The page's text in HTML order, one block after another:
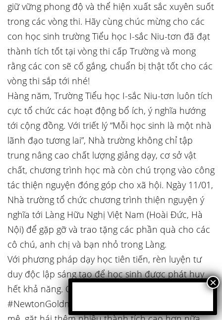
giữ vững phong độ và thể hiện xuất sắc xuyên suốt
trong các vòng thi. Hãy cùng chúc mừng cho các
con học sinh trường Tiểu học I-sắc Niu-tơn đã đạt
thành tích tốt tại vòng thi cấp Trường và mong
rằng các con sẽ cố gắng, chuẩn bị thật tốt cho các
vòng thi sắp tới nhé!
Hàng năm, Trường Tiểu học I-sắc Niu-tơn luôn tích
cực tổ chức các hoạt động bổ ích, ý nghĩa hướng
tới cộng đồng. Với triết lý “Mỗi học sinh là một nhà
lãnh đạo tương lai”, Nhà trường không chỉ tập
trung nâng cao chất lượng giảng dạy, cơ sở vật
chất, chương trình học mà còn chú trọng vào công
tác thiện nguyện đóng góp cho xã hội. Ngày 11/01,
Nhà trường tổ chức chương trình thiện nguyện ý
nghĩa tới Làng Hữu Nghị Việt Nam (Hoài Đức, Hà
Nội) để gặp gỡ và trao tặng các phần quà cho các
cô chú, anh chị và bạn nhỏ trong Làng.
Với phương pháp dạy học tiên tiến, rèn luyện tư
duy độc lập sáng tạo để học sinh được phát huy
hết khả năng. Cùng chúc cho các con học sinh
#NewtonGoldmark sẽ tiếp tục nuôi dưỡng đam